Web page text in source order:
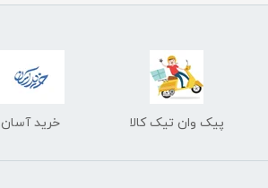
پیک وان تیک کالا خرید آسان